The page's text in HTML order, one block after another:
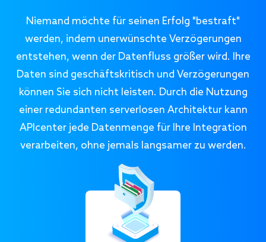
Niemand möchte für seinen Erfolg "bestraft"
werden, indem unerwünschte Verzögerungen
entstehen, wenn der Datenfluss größer wird. Ihre
Daten sind geschäftskritisch und Verzögerungen
können Sie sich nicht leisten. Durch die Nutzung
einer redundanten serverlosen Architektur kann
APIcenter jede Datenmenge für Ihre Integration
verarbeiten, ohne jemals langsamer zu werden.